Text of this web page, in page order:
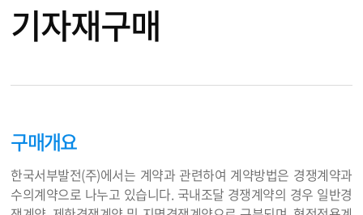
기자재구매
구매개요
한국서부발전(주)에서는 계약과 관련하여 계약방법은 경쟁계약과
수의계약으로 나누고 있습니다. 국내조달 경쟁계약의 경우 일반경